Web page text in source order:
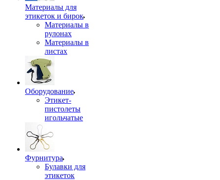
Материалы для
этикеток и бирок
Материалы в
рулонах
Материалы в
листах
Оборудование
Этикет-
пистолеты
игольчатые
Фурнитура
Булавки для
этикеток